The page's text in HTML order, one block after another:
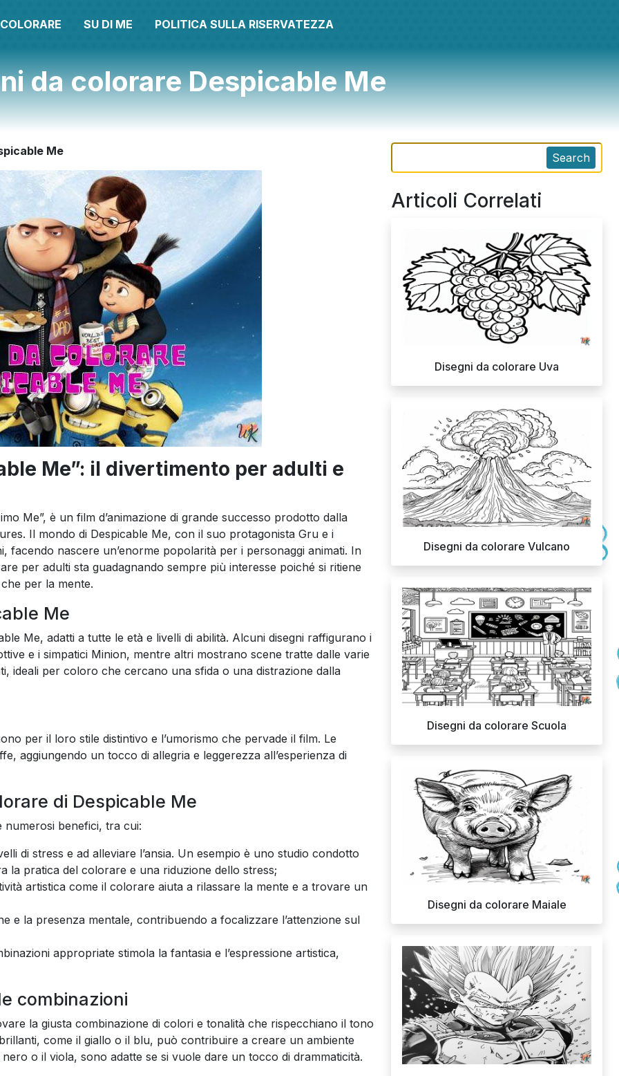
SU DI ME POLITICA SULLA RISERVATEZZA
da colorare Despicable Me
Me
Me”: il divertimento per adulti e
Me”, è un film d’animazione di grande successo prodotto dalla
Il mondo di Despicable Me, con il suo protagonista Gru e i
nascere un’enorme popolarità per i personaggi animati. In
per adulti sta guadagnando sempre più interesse poiché si ritiene
per la mente.
Me
Me, adatti a tutte le età e livelli di abilità. Alcuni disegni raffigurano i
e i simpatici Minion, mentre altri mostrano scene tratte dalle varie
ideali per coloro che cercano una sfida o una distrazione dalla
per il loro stile distintivo e l’umorismo che pervade il film. Le
aggiungendo un tocco di allegria e leggerezza all’esperienza di
di Despicable Me
benefici, tra cui:
di stress e ad alleviare l’ansia. Un esempio è uno studio condotto
la pratica del colorare e una riduzione dello stress;
artistica come il colorare aiuta a rilassare la mente e a trovare un
la presenza mentale, contribuendo a focalizzare l’attenzione sul
appropriate stimola la fantasia e l’espressione artistica,
combinazioni
la giusta combinazione di colori e tonalità che rispecchiano il tono
come il giallo o il blu, può contribuire a creare un ambiente
o il viola, sono adatte se si vuole dare un tocco di drammaticità.
Search
Articoli Correlati
Disegni da colorare Uva
Disegni da colorare Vulcano
Disegni da colorare Scuola
Disegni da colorare Maiale